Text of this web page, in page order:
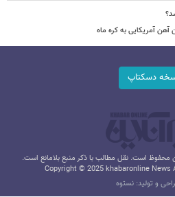
دسکتاپ
محفوظ است. نقل مطالب با ذکر منبع بلامانع است.
Copyright © 2025 khabaronline News
و تولید: نستوه